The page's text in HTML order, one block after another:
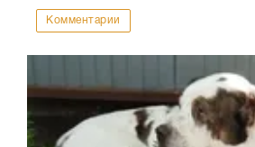
Комментарии